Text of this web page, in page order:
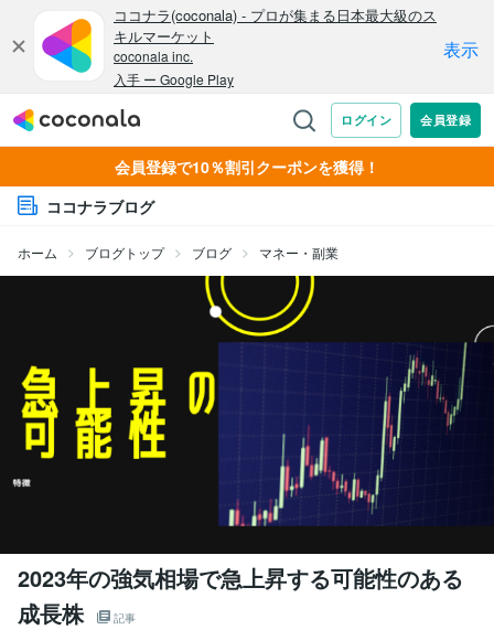
会員登録で10％割引クーポンを獲得！
ココナラブログ
ホーム ブログトップ ブログ マネー・副業
2023年の強気相場で急上昇する可能性のある
成長株
記事